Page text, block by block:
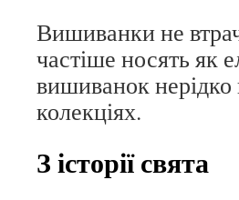
Вишиванки не
частіше носять як
вишиванок нерідко
колекціях.
З історії свята